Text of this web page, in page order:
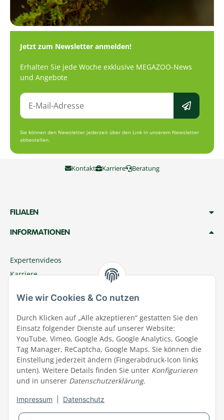
Jetzt zum Newsletter anmelden!
Erhalten Sie jede Woche exklusive MEGAZOO-News
und Angebote
Sie können den Newsletter jederzeit über den Link in unserem Newsletter
abbestellen.
Kontakt Karriere Beratung
FILIALEN
INFORMATIONEN
Expertenvideos
Karriere
Zu Megazoo Shop wechseln
Sommeraktion
Terminal
Tierwohl
Datenschutz
Wir über uns
Aktuelles
Impressum
Widerrufsrecht
Wie wir Cookies & Co nutzen
Durch Klicken auf „Alle akzeptieren“ gestatten Sie den
Einsatz folgender Dienste auf unserer Website:
YouTube, Vimeo, Google Ads, Google Analytics, Google
Tag Manager, ReCaptcha, Google Maps. Sie können die
Einstellung jederzeit ändern (Fingerabdruck-Icon links
unten). Weitere Details finden Sie unter Konfigurieren
und in unserer Datenschutzerklärung.
Impressum Datenschutz